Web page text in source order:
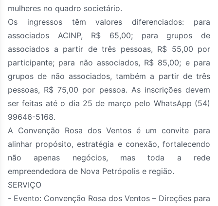
mulheres no quadro societário.
Os ingressos têm valores diferenciados: para
associados ACINP, R$ 65,00; para grupos de
associados a partir de três pessoas, R$ 55,00 por
participante; para não associados, R$ 85,00; e para
grupos de não associados, também a partir de três
pessoas, R$ 75,00 por pessoa. As inscrições devem
ser feitas até o dia 25 de março pelo WhatsApp (54)
99646-5168.
A Convenção Rosa dos Ventos é um convite para
alinhar propósito, estratégia e conexão, fortalecendo
não apenas negócios, mas toda a rede
empreendedora de Nova Petrópolis e região.
SERVIÇO
- Evento: Convenção Rosa dos Ventos – Direções para